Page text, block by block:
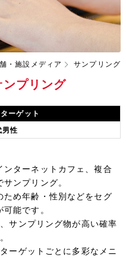
プリング
・施設メディア サンプリング
ーゲット
性
ンターネットカフェ、複合
サンプリング。
ため年齢・性別などをセグ
可能です。
サンプリング物が高い確率
ーゲットごとに多彩なメニ